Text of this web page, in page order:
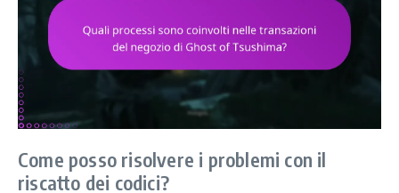
Come posso risolvere i problemi con il
riscatto dei codici?